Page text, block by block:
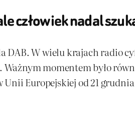
człowiek nadal
DAB. W wielu krajach radio
Ważnym momentem było
Europejskiej od 21